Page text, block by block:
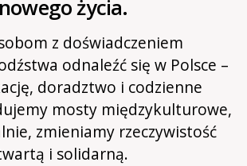
życia.
z doświadczeniem
odnaleźć się w Polsce –
doradztwo i codzienne
mosty międzykulturowe,
zmieniamy rzeczywistość
i solidarną.